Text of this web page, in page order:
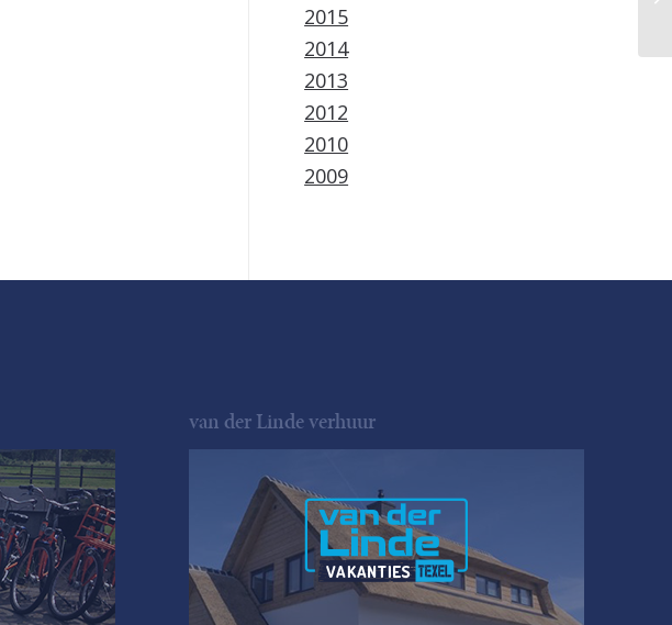
2015
2014
2013
2012
2010
2009
van der Linde verhuur